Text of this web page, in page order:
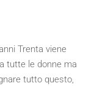
Trenta viene
tutte le donne ma
tutto questo,